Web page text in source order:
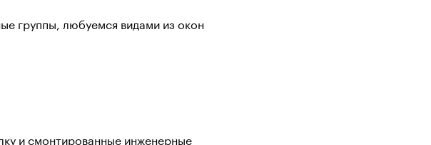
группы, любуемся видами из окон
и смонтированные инженерные